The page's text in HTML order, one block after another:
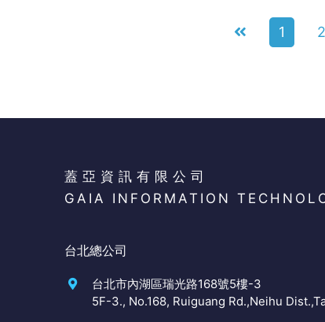
1 2
蓋亞資訊有限公司
GAIA INFORMATION
台北總公司
台北市內湖區瑞光路168號5樓-3
5F-3., No.168, Ruiguang Rd.,Neihu